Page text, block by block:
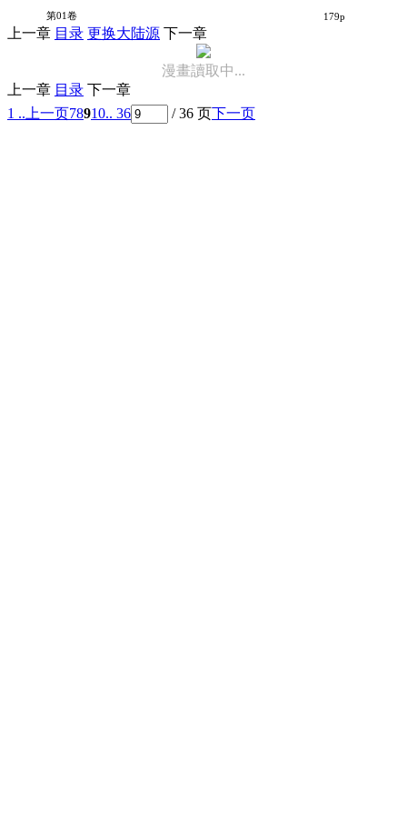
第01卷 179p
上一章 目录 更换大陆源 下一章
漫畫讀取中...
上一章 目录 下一章
1 .. 上一页78910.. 36 / 36 页下一页